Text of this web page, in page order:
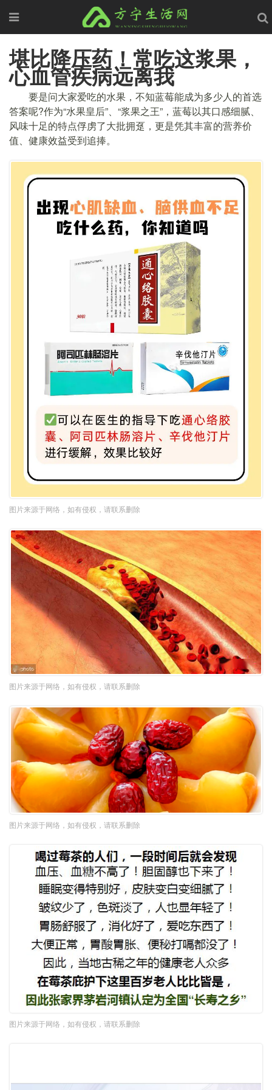
堪比降压药！常吃这浆果，
心血管疾病远离我
要是问大家爱吃的水果，不知蓝莓能成为多少人的首选
答案呢?作为“水果皇后”、“浆果之王”，蓝莓以其口感细腻、
风味十足的特点俘虏了大批拥趸，更是凭其丰富的营养价
值、健康效益受到追捧。
图片来源于网络，如有侵权，请联系删除
图片来源于网络，如有侵权，请联系删除
图片来源于网络，如有侵权，请联系删除
图片来源于网络，如有侵权，请联系删除